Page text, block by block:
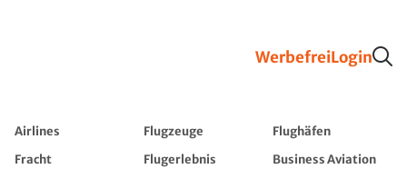
WerbefreiLogin
Airlines Flugzeuge
Flughäfen
Fracht
Flugerlebnis
Business Aviation